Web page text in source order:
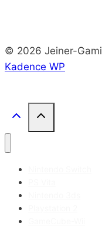
© 2026 Jeiner-
Kadence WP